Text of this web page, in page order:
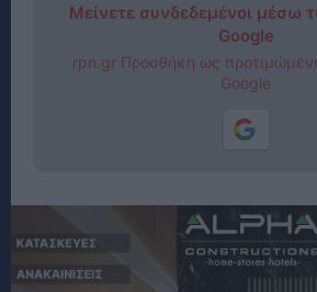
Μείνετε συνδεδεμένοι μέσω
Google
rpn.gr Προσθήκη ως
Google